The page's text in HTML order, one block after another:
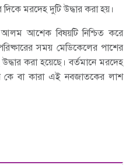
মরদেহ দুটি উদ্ধার করা হয়।
আশেক বিষয়টি নিশ্চিত করে
সময় মেডিকেলের পাশের
করা হয়েছে। বর্তমানে মরদেহ
কে বা কারা এই নবজাতকের লাশ